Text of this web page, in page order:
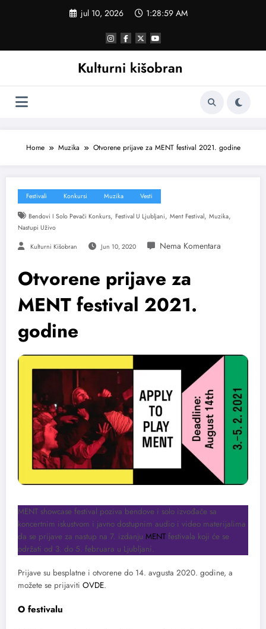
jul 10, 2026 1:29:00 AM
Kulturni kišobran
Home Muzika Otvorene prijave za MENT festival 2021. godine
Festivali Konkursi Muzika Vesti
Bendovi I Solo Pevači Konkurs, Festival U Ljubljani, Ment Festival, Muzika,
Nastupi Uživo
Kulturni Kišobran Jun 10, 2020
Otvorene prijave za
MENT festival 2021.
godine
MENT showcase festival poziva bendove i solo izvođače sa
koncertnim iskustvom i javno dostupnim audio i video materijalima
da se prijave za nastup na 7. izdanju MENT festivala koji će se
održati od 3. do 5. februara u Ljubljani.
Prijave su besplatne i otvorene do 14. avgusta 2020. godine, a
možete se prijaviti OVDE.
O festivalu